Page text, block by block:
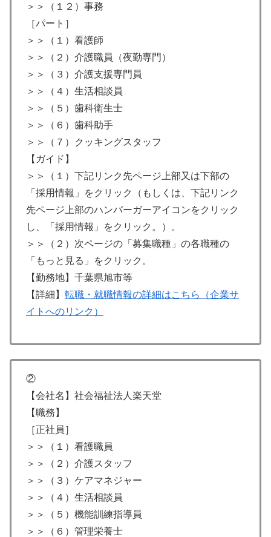
＞＞（１２）事務
［パート］
＞＞（１）看護師
＞＞（２）介護職員（夜勤専門）
＞＞（３）介護支援専門員
＞＞（４）生活相談員
＞＞（５）歯科衛生士
＞＞（６）歯科助手
＞＞（７）クッキングスタッフ
【ガイド】
＞＞（１）下記リンク先ページ上部又は下部の
「採用情報」をクリック（もしくは、下記リンク
先ページ上部のハンバーガーアイコンをクリック
し、「採用情報」をクリック。）。
＞＞（２）次ページの「募集職種」の各職種の
「もっと見る」をクリック。
【勤務地】千葉県旭市等
【詳細】 転職・就職情報の詳細はこちら（企業サ
イトへのリンク）
②
【会社名】社会福祉法人楽天堂
【職務】
［正社員］
＞＞（１）看護職員
＞＞（２）介護スタッフ
＞＞（３）ケアマネジャー
＞＞（４）生活相談員
＞＞（５）機能訓練指導員
＞＞（６）管理栄養士